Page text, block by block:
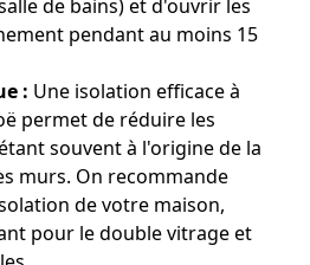
de bains) et d'ouvrir les
pendant au moins 15
: Une isolation efficace à
permet de réduire les
souvent à l'origine de la
murs. On recommande
de votre maison,
pour le double vitrage et